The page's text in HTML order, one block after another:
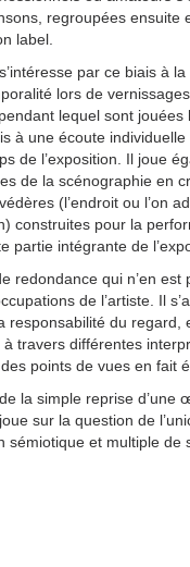
regroupées ensuite
label.
par ce biais à
lors de
lequel sont
à une écoute individuelle
de l’exposition. Il joue
de la scénographie en
(l’endroit ou l’on
construites pour la
partie intégrante de
redondance qui n’en est
de l’artiste. Il
responsabilité du regard,
travers différentes
points de vues en fait
la simple reprise d’une
sur la question de
sémiotique et multiple